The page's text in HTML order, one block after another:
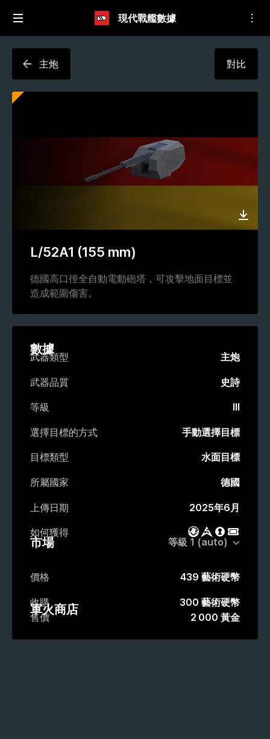
現代戰艦數據
主炮 對比
L/52A1 (155 mm)
德國高口徑全自動電動砲塔，可攻擊地面目標並
造成範圍傷害。
數據
武器類型 主炮
武器品質 史詩
等級 III
選擇目標的方式 手動選擇目標
目標類型 水面目標
所屬國家 德國
上傳日期 2025年6月
如何獲得 戰鬥通行證
市場戰利品箱
活動通
市場
價格 439 藝術硬幣
收購 300 藝術硬幣
軍火商店
售價 2 000 黃金